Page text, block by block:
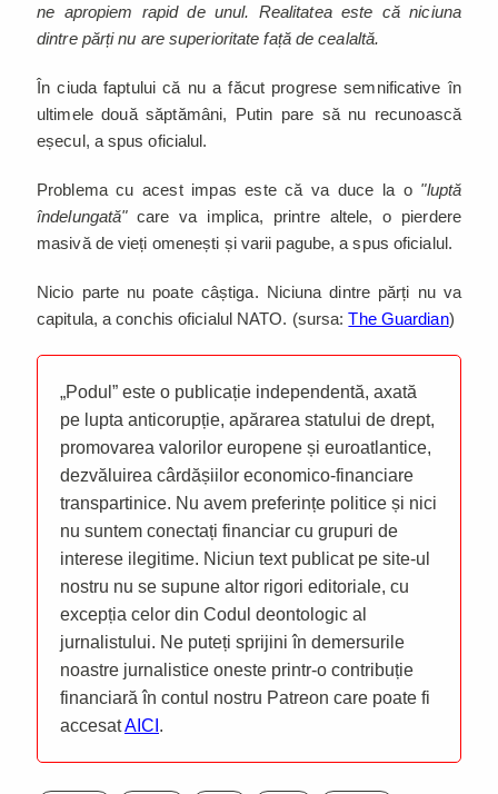
ne apropiem rapid de unul. Realitatea este că niciuna
dintre părți nu are superioritate față de cealaltă.
În ciuda faptului că nu a făcut progrese semnificative în
ultimele două săptămâni, Putin pare să nu recunoască
eșecul, a spus oficialul.
Problema cu acest impas este că va duce la o"luptă
îndelungată"care va implica, printre altele, o pierdere
masivă de vieți omenești și varii pagube, a spus oficialul.
Nicio parte nu poate câștiga. Niciuna dintre părți nu va
capitula, a conchis oficialul NATO. (sursa:The Guardian)
„Podul” este o publicație independentă, axată
pe lupta anticorupție, apărarea statului de drept,
promovarea valorilor europene și euroatlantice,
dezvăluirea cârdășiilor economico-financiare
transpartinice. Nu avem preferințe politice și nici
nu suntem conectați financiar cu grupuri de
interese ilegitime. Niciun text publicat pe site-ul
nostru nu se supune altor rigori editoriale, cu
excepția celor din Codul deontologic al
jurnalistului. Ne puteți sprijini în demersurile
noastre jurnalistice oneste printr-o contribuție
financiară în contul nostru Patreon care poate fi
accesatAICI .